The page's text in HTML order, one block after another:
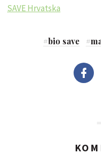
SAVE Hrvatska
#bio save #